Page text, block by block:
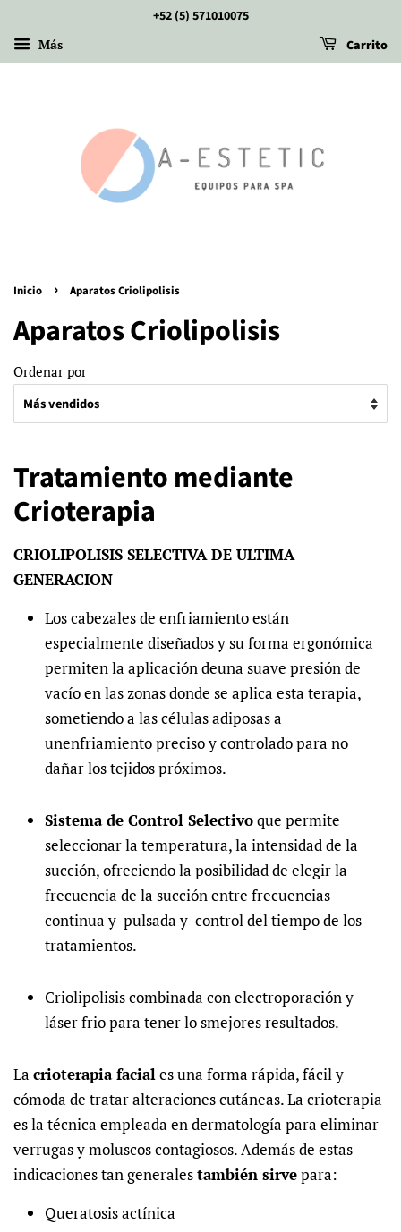
+52 (5) 571010075
Más Carrito
Inicio › Aparatos Criolipolisis
Aparatos Criolipolisis
Ordenar por
Tratamiento mediante
Crioterapia
CRIOLIPOLISIS SELECTIVA DE ULTIMA
GENERACION
Los cabezales de enfriamiento están
especialmente diseñados y su forma ergonómica
permiten la aplicación deuna suave presión de
vacío en las zonas donde se aplica esta terapia,
sometiendo a las células adiposas a
unenfriamiento preciso y controlado para no
dañar los tejidos próximos.
Sistema de Control Selectivoque permite
seleccionar la temperatura, la intensidad de la
succión, ofreciendo la posibilidad de elegir la
frecuencia de la succión entre frecuencias
continua y pulsada y control del tiempo de los
tratamientos.
Criolipolisis combinada con electroporación y
láser frio para tener lo smejores resultados.
La crioterapia faciales una forma rápida, fácil y
cómoda de tratar alteraciones cutáneas. La crioterapia
es la técnica empleada endermatología para eliminar
verrugas y moluscos contagiosos. Además de estas
indicaciones tan generalestambién sirvepara:
Queratosis actínica